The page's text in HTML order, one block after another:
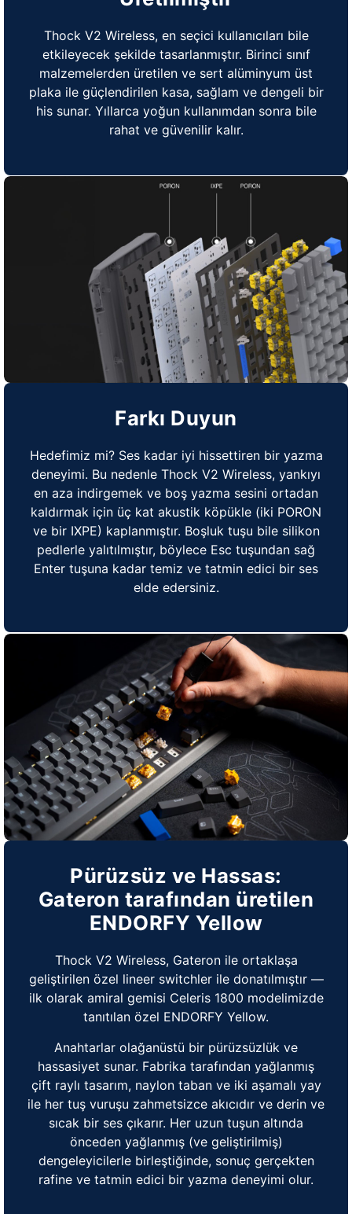
Thock V2 Wireless, en seçici kullanıcıları bile
etkileyecek şekilde tasarlanmıştır. Birinci sınıf
malzemelerden üretilen ve sert alüminyum üst
plaka ile güçlendirilen kasa, sağlam ve dengeli bir
his sunar. Yıllarca yoğun kullanımdan sonra bile
rahat ve güvenilir kalır.
Farkı Duyun
Hedefimiz mi? Ses kadar iyi hissettiren bir yazma
deneyimi. Bu nedenle Thock V2 Wireless, yankıyı
en aza indirgemek ve boş yazma sesini ortadan
kaldırmak için üç kat akustik köpükle (iki PORON
ve bir IXPE) kaplanmıştır. Boşluk tuşu bile silikon
pedlerle yalıtılmıştır, böylece Esc tuşundan sağ
Enter tuşuna kadar temiz ve tatmin edici bir ses
elde edersiniz.
Pürüzsüz ve Hassas:
Gateron tarafından üretilen
ENDORFY Yellow
Thock V2 Wireless, Gateron ile ortaklaşa
geliştirilen özel lineer switchler ile donatılmıştır —
ilk olarak amiral gemisi Celeris 1800 modelimizde
tanıtılan özel ENDORFY Yellow.
Anahtarlar olağanüstü bir pürüzsüzlük ve
hassasiyet sunar. Fabrika tarafından yağlanmış
çift raylı tasarım, naylon taban ve iki aşamalı yay
ile her tuş vuruşu zahmetsizce akıcıdır ve derin ve
sıcak bir ses çıkarır. Her uzun tuşun altında
önceden yağlanmış (ve geliştirilmiş)
dengeleyicilerle birleştiğinde, sonuç gerçekten
rafine ve tatmin edici bir yazma deneyimi olur.